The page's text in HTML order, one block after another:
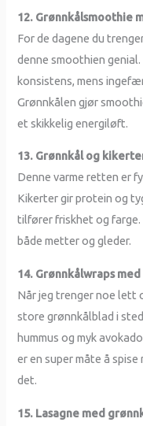
12. Grønnkålsmoothie
For de dagene du
denne smoothien
konsistens, mens
Grønnkålen gjør
et skikkelig energiløft.
13. Grønnkål og
Denne varme retten er
Kikerter gir protein og
tilfører friskhet og farge.
både metter og gleder.
14. Grønnkålwraps
Når jeg trenger noe lett
store grønnkålblad i
hummus og myk
er en super måte å
det.
15. Lasagne med